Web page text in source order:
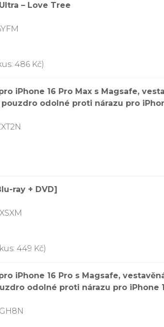
– Love Tree
486 Kč)
iPhone 16 Pro Max s Magsafe,
odolné proti nárazu pro
ray + DVD]
449 Kč)
iPhone 16 Pro s Magsafe,
odolné proti nárazu pro iPhone